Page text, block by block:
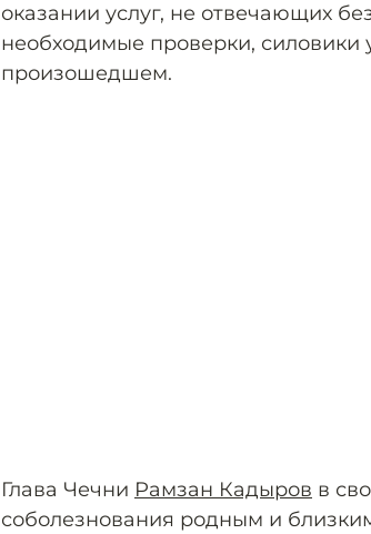
оказании услуг, не отвечающих
необходимые проверки, силовики
произошедшем.
Глава Чечни Рамзан Кадыров в
соболезнования родным и